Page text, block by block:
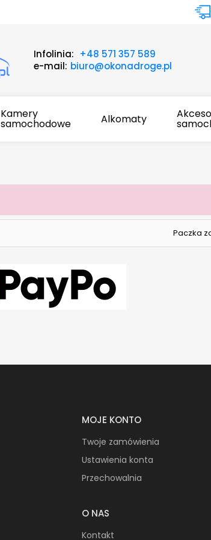
Infolinia: +48 571 357 589
e-mail: biuro@okonadroge.pl
Kamery
samochodowe Alkomaty
Paczka
MOJE KONTO
Twoje zamówienia
Ustawienia konta
Przechowalnia
O NAS
Kontakt